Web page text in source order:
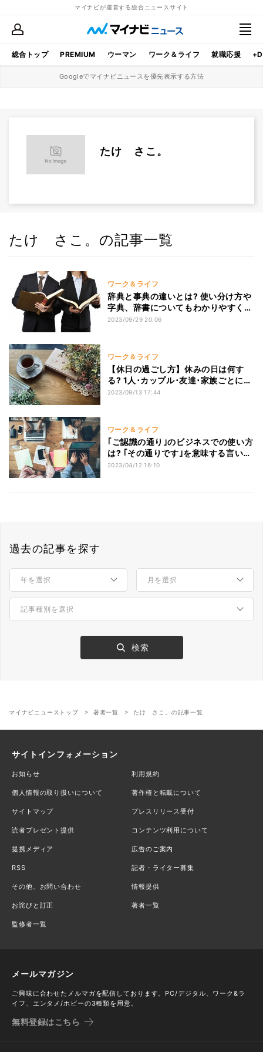
マイナビが運営する総合ニュースサイト
総合トップ PREMIUM ウーマン ワーク＆ライフ 就職応援
Googleでマイナビニュースを優先表示する方法
たけ さこ。
たけ さこ。の記事一覧
ワーク＆ライフ
辞典と事典の違いとは? 使い分け方や
字典、辞書についてもわかりやすく解
説
2023/09/29 20:06
ワーク＆ライフ
【休日の過ごし方】休みの日は何す
る? 1人･カップル･友達･家族ごとに紹
介
2023/09/13 17:44
ワーク＆ライフ
｢ご認識の通り｣のビジネスでの使い方
は? ｢その通りです｣を意味する言い換
え表現も紹介
2023/04/12 16:10
過去の記事を探す
マイナビニューストップ 著者一覧 たけ さこ。の記事一覧
サイトインフォメーション
お知らせ 利用規約
個人情報の取り扱いについて 著作権と転載について
サイトマップ プレスリリース受付
読者プレゼント提供 コンテンツ利用について
提携メディア 広告のご案内
RSS 記者・ライター募集
その他、お問い合わせ 情報提供
お詫びと訂正 著者一覧
監修者一覧
メールマガジン
ご興味に合わせたメルマガを配信しております。PC/デジタル、ワーク&ラ
イフ、エンタメ/ホビーの3種類を用意。
無料登録はこちら